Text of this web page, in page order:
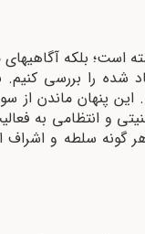
است؛ بلکه آگاهیهای
شده را بررسی
پنهان ماندن از
و انتظامی به
گونه سلطه و اشراف